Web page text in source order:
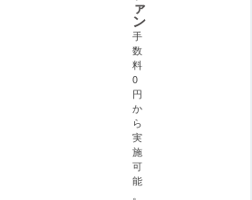
ァ
ン
手
数
料
0
円
か
ら
実
施
可
能